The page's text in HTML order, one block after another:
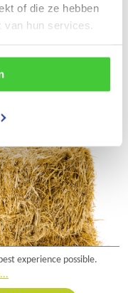
of die ze hebben
hun services.